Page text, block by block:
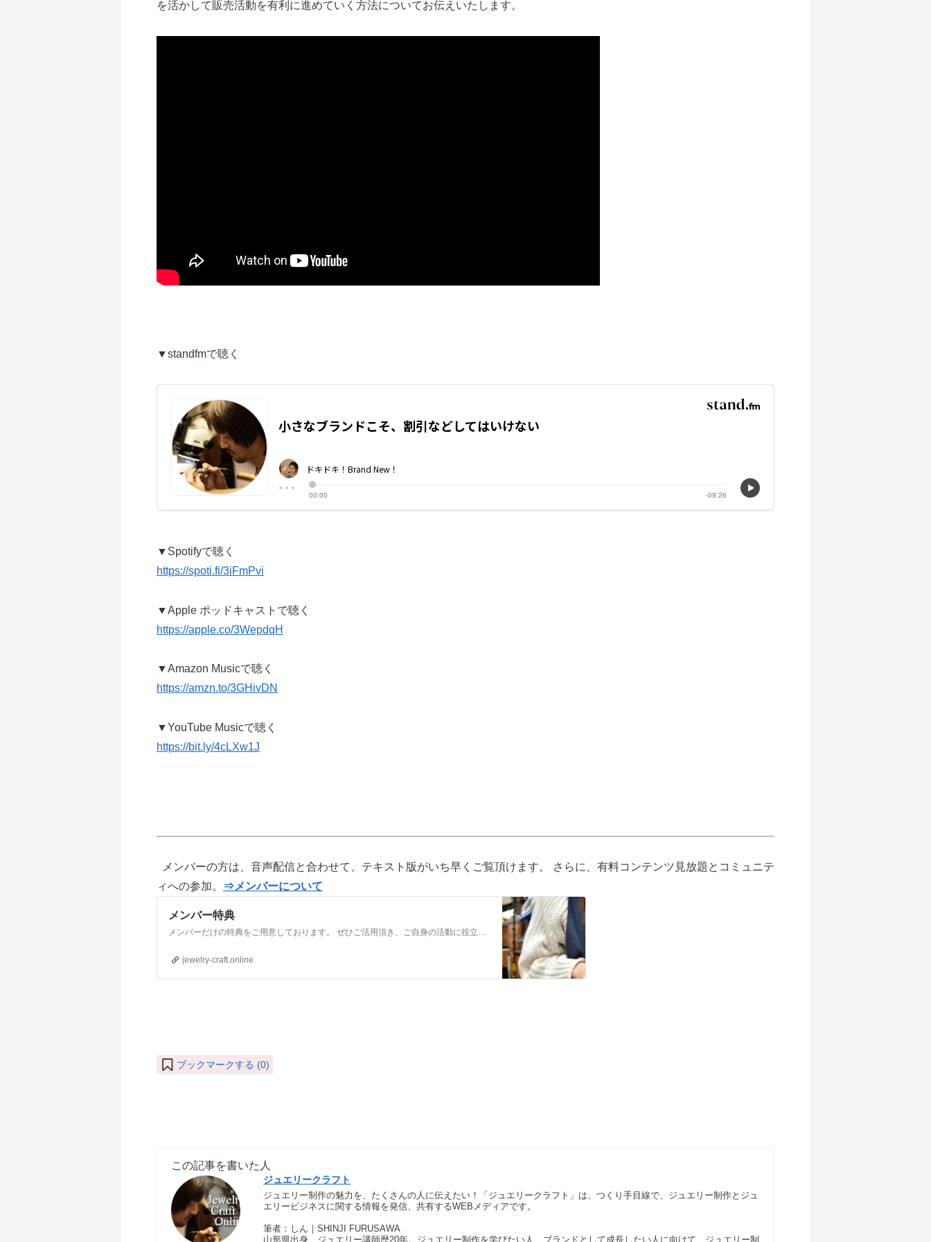
を活かして販売活動を有利に進めていく方法についてお伝えいたします。
▼standfmで聴く
▼Spotifyで聴く
https://spoti.fi/3iFmPvi
▼Apple ポッドキャストで聴く
https://apple.co/3WepdqH
▼Amazon Musicで聴く
https://amzn.to/3GHivDN
▼YouTube Musicで聴く
https://bit.ly/4cLXw1J
メンバーの方は、音声配信と合わせて、テキスト版がいち早くご覧頂けます。 さらに、有料コンテンツ見放題とコミュニテ
ィへの参加。
⇒メンバーについて
メンバー特典
jewelry-craft.online
ブックマークする (0)
この記事を書いた人
ジュエリークラフト
ジュエリー制作の魅力を、たくさんの人に伝えたい！「ジュエリークラフト」は、つくり手目線で、ジュエリー制作とジュ
エリービジネスに関する情報を発信、共有するWEBメディアです。
筆者：しん｜SHINJI FURUSAWA
山形県出身、ジュエリー講師歴20年。ジュエリー制作を学びたい人、ブランドとして成長したい人に向けて、ジュエリー制